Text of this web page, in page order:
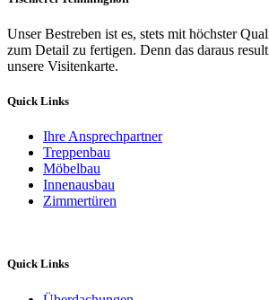
Unser Bestreben ist es, stets mit höchster
zum Detail zu fertigen. Denn das daraus
unsere Visitenkarte.
Quick Links
Ihre Ansprechpartner
Treppenbau
Möbelbau
Innenausbau
Zimmertüren
Quick Links